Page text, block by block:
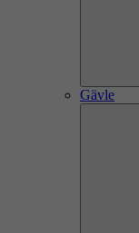
Gävle